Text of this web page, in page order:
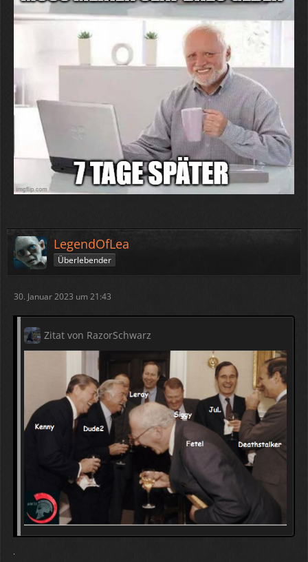
LegendOfLea
Überlebender
30. Januar 2023 um 21:43
Zitat von RazorSchwarz